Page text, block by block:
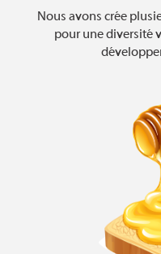
Nous avons crée
pour une diversité